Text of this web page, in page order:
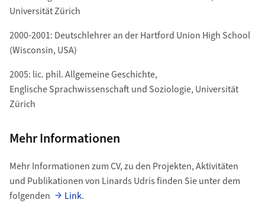
Universität Zürich
2000-2001: Deutschlehrer an der Hartford Union High School
(Wisconsin, USA)
2005: lic. phil. Allgemeine Geschichte,
Englische Sprachwissenschaft und Soziologie, Universität
Zürich
Mehr Informationen
Mehr Informationen zum CV, zu den Projekten, Aktivitäten
und Publikationen von Linards Udris finden Sie unter dem
folgenden
Link.